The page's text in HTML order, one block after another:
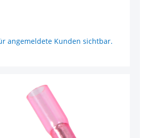
angemeldete Kunden sichtbar.